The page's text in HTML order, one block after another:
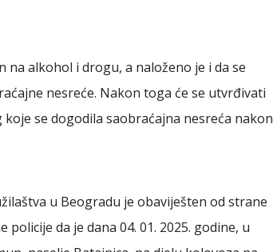
alkohol i drogu, a naloženo je i da se
nesreće. Nakon toga će se utvrđivati
se dogodila saobraćajna nesreća nakon
u Beogradu je obaviješten od strane
da je dana 04. 01. 2025. godine, u